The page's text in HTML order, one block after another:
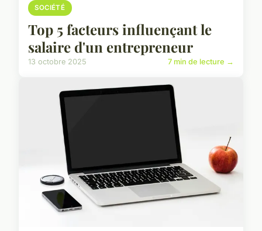
SOCIÉTÉ
Top 5 facteurs influençant le
salaire d'un entrepreneur
13 octobre 2025 7 min de lecture →